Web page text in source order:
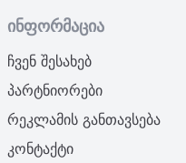
ინფორმაცია
ჩვენ შესახებ
პარტნიორები
რეკლამის განთავსება
კონტაქტი